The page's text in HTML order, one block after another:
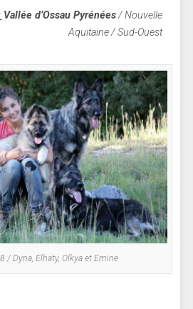
Vallée d’Ossau Pyrénées/ Nouvelle
Aquitaine / Sud-Ouest
/ Dyna, Elhaty, Olkya et Emine